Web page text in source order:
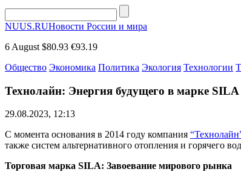
NUUS.RUНовости России и мира
6 August $80.93 €93.19
Общество Экономика Политика Экология Технологии
Технолайн: Энергия будущего в марке SILA
29.08.2023, 12:13
С момента основания в 2014 году компания
также систем альтернативного отопления и горячего
Торговая марка SILA: Завоевание мирового рынка